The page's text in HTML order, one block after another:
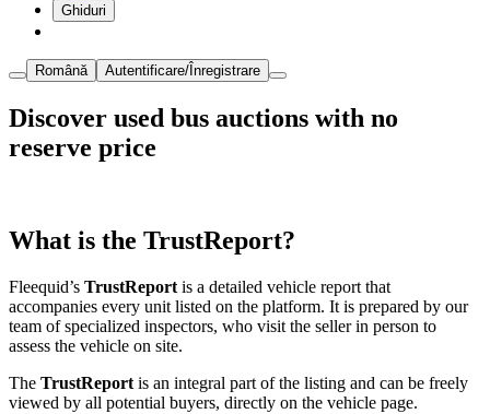
Ghiduri
Română Autentificare/Înregistrare
Discover used bus auctions with no
reserve price
What is the TrustReport?
Fleequid’s TrustReport is a detailed vehicle report that
accompanies every unit listed on the platform. It is prepared by our
team of specialized inspectors, who visit the seller in person to
assess the vehicle on site.
The TrustReport is an integral part of the listing and can be freely
viewed by all potential buyers, directly on the vehicle page.